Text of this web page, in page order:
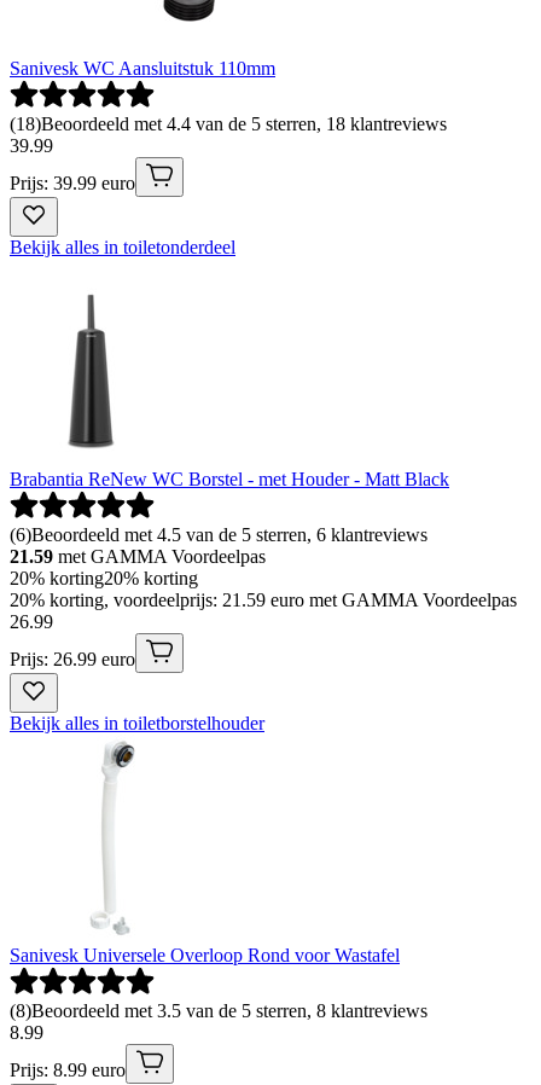
Sanivesk WC Aansluitstuk 110mm
(18)Beoordeeld met 4.4 van de 5 sterren, 18 klantreviews
39.99
Prijs: 39.99 euro
Bekijk alles in toiletonderdeel
Brabantia ReNew WC Borstel - met Houder - Matt Black
(6)Beoordeeld met 4.5 van de 5 sterren, 6 klantreviews
21.59 met GAMMA Voordeelpas
20% korting20% korting
20% korting, voordeelprijs: 21.59 euro met GAMMA Voordeelpas
26.99
Prijs: 26.99 euro
Bekijk alles in toiletborstelhouder
Sanivesk Universele Overloop Rond voor Wastafel
(8)Beoordeeld met 3.5 van de 5 sterren, 8 klantreviews
8.99
Prijs: 8.99 euro